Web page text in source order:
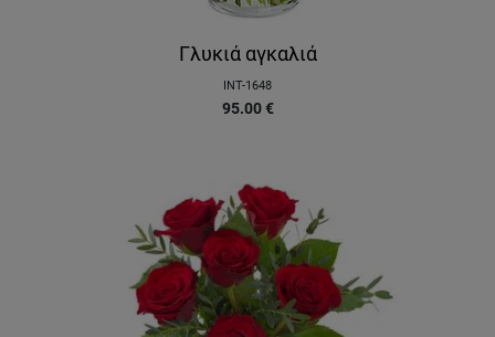
Γλυκιά αγκαλιά
INT-1648
95.00 €